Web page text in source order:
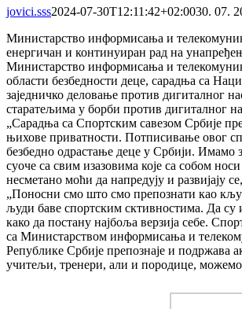
jovici.sss2024-07-30T12:11:42+02:0030. 07.
Министарство информисања и
енергичан и континуиран рад на
Министарство информисања и
области безбедности деце, сарадња са
заједничко деловање против дигиталног
старатељима у борби против дигиталног
„Сарадња са Спортским савезом Србије
њихове приватности. Потписивање овог
безбедно одрастање деце у Србији. Имамо
суоче са свим изазовима које са собом
несметано моћи да напредују и развијају
„Поносни смо што смо препознати као
људи баве спортским сктивностима. Да су
како да постану најбоља верзија себе.
са Министарством информисања и
Републике Србије препознаје и подржава
учитељи, тренери, али и породице, можемо